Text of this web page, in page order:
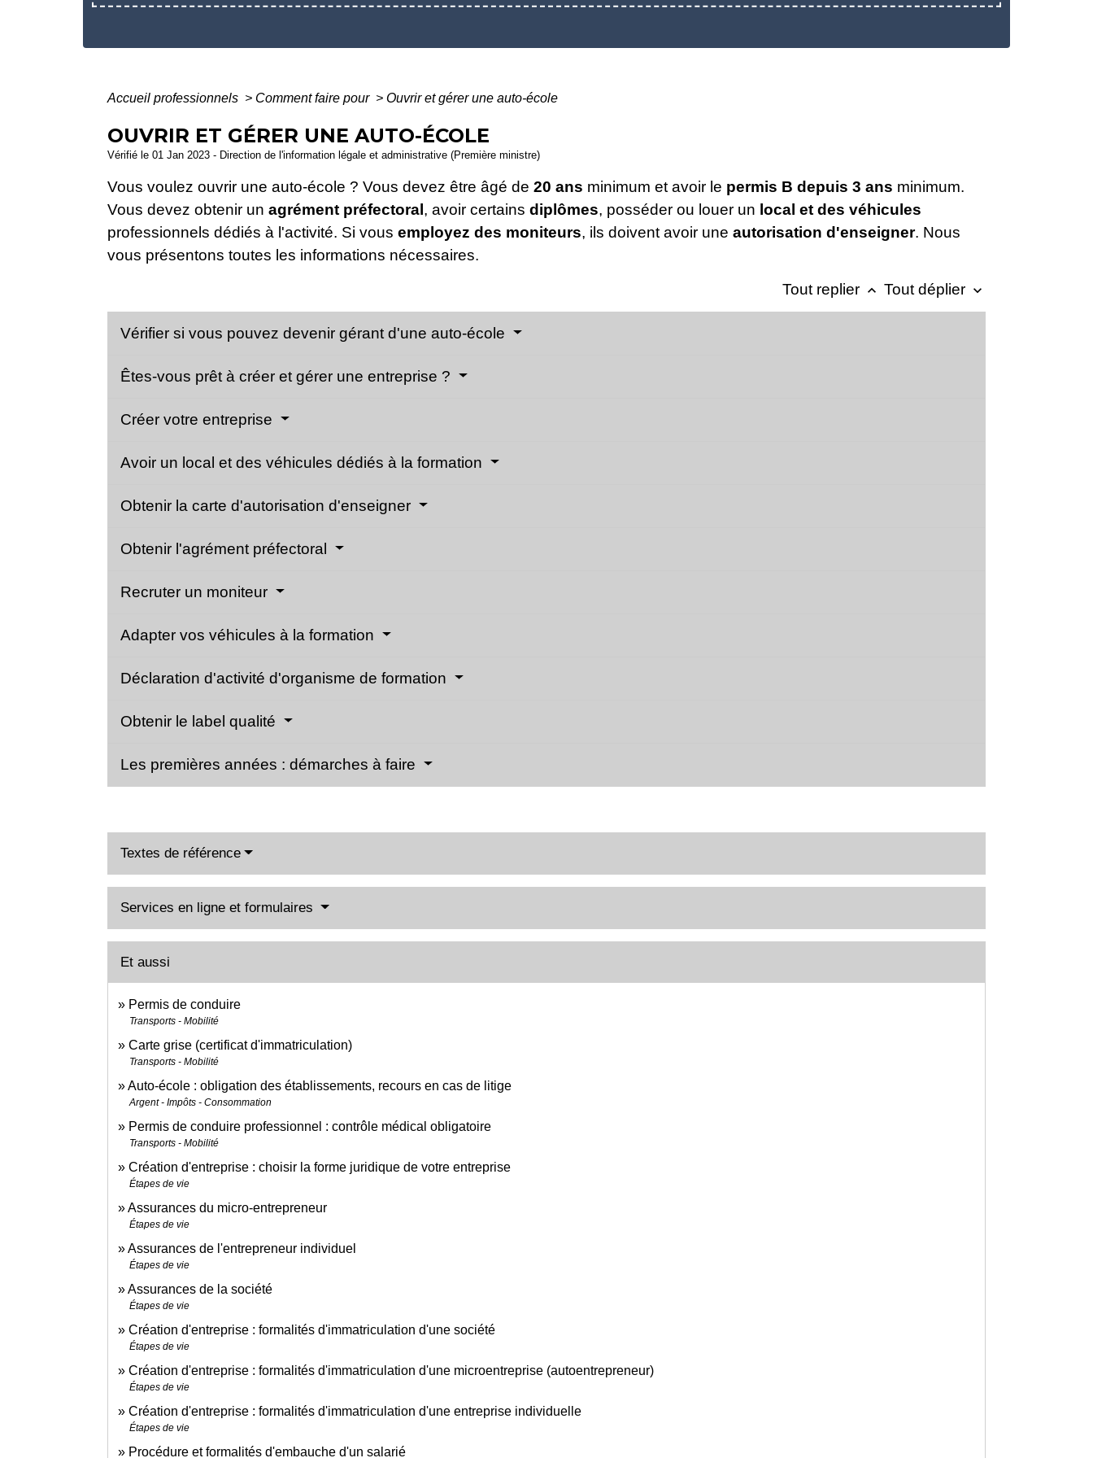
Accueil professionnels > Comment faire pour > Ouvrir et gérer une auto-école
OUVRIR ET GÉRER UNE AUTO-ÉCOLE
Vérifié le 01 Jan 2023 - Direction de l'information légale et administrative (Première ministre)
Vous voulez ouvrir une auto-école ? Vous devez être âgé de 20 ans minimum et avoir le permis B depuis 3 ans minimum.
Vous devez obtenir un agrément préfectoral , avoir certains diplômes, posséder ou louer un local et des véhicules
professionnels dédiés à l'activité. Si vous employez des moniteurs, ils doivent avoir une autorisation d'enseigner. Nous
vous présentons toutes les informations nécessaires.
Tout replier keyboard_arrow_up Tout déplier keyboard_arrow_down
Vérifier si vous pouvez devenir gérant d'une auto-école
Êtes-vous prêt à créer et gérer une entreprise ?
Créer votre entreprise
Avoir un local et des véhicules dédiés à la formation
Obtenir la carte d'autorisation d'enseigner
Obtenir l'agrément préfectoral
Recruter un moniteur
Adapter vos véhicules à la formation
Déclaration d'activité d'organisme de formation
Obtenir le label qualité
Les premières années : démarches à faire
Textes de référence
Services en ligne et formulaires
Et aussi
Permis de conduire
Transports - Mobilité
Carte grise (certificat d'immatriculation)
Transports - Mobilité
Auto-école : obligation des établissements, recours en cas de litige
Argent - Impôts - Consommation
Permis de conduire professionnel : contrôle médical obligatoire
Transports - Mobilité
Création d'entreprise : choisir la forme juridique de votre entreprise
Étapes de vie
Assurances du micro-entrepreneur
Étapes de vie
Assurances de l'entrepreneur individuel
Étapes de vie
Assurances de la société
Étapes de vie
Création d'entreprise : formalités d'immatriculation d'une société
Étapes de vie
Création d'entreprise : formalités d'immatriculation d'une microentreprise (autoentrepreneur)
Étapes de vie
Création d'entreprise : formalités d'immatriculation d'une entreprise individuelle
Étapes de vie
Procédure et formalités d'embauche d'un salarié